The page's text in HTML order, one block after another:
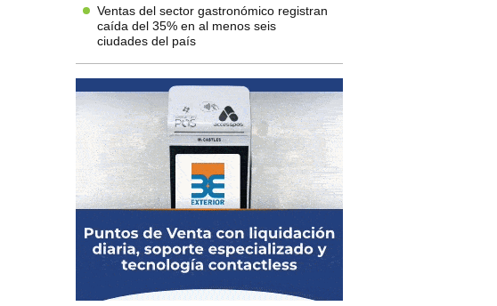
Ventas del sector gastronómico registran
caída del 35% en al menos seis
ciudades del país